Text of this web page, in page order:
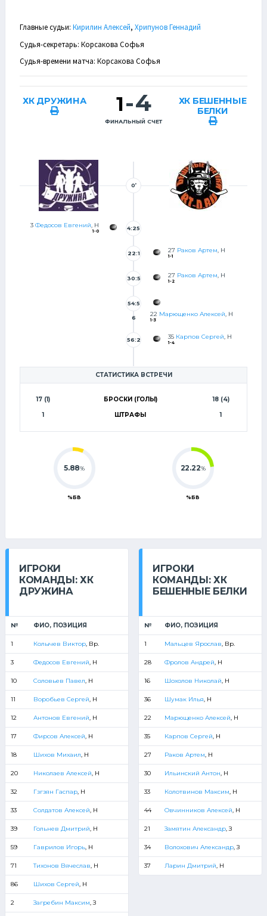
Главные судьи: Кирилин Алексей, Хрипунов Геннадий
Судья-секретарь: Корсакова Софья
Судья-времени матча: Корсакова Софья
ХК ДРУЖИНА 1-4
ФИНАЛЬНЫЙ СЧЕТ
ХК БЕШЕННЫЕ
БЕЛКИ
0’
3 Федосов Евгений, Н
1-0 4:25
27 Раков Артем, Н
1-1
22:1
27 Раков Артем, Н
1-2
30:5
22 Марющенко Алексей, Н
1-3
54:5
6
35 Карпов Сергей, Н
1-4
56:2
СТАТИСТИКА ВСТРЕЧИ
17 (1) БРОСКИ (ГОЛЫ)
18 (4)
1
ШТРАФЫ 1
5.88%
%БВ
22.22%
%БВ
ИГРОКИ
КОМАНДЫ: ХК
ДРУЖИНА
№ ФИО, ПОЗИЦИЯ
1 Колычев Виктор, Вр.
3 Федосов Евгений, Н
10 Соловьев Павел, Н
11 Воробьев Сергей, Н
12 Антонов Евгений, Н
17 Фирсов Алексей, Н
18 Шихов Михаил, Н
20 Николаев Алексей, Н
32 Гзгзян Гаспар, Н
33 Солдатов Алексей, Н
39 Гольнев Дмитрий, Н
59 Гаврилов Игорь, Н
71 Тихонов Вячеслав, Н
86 Шихов Сергей, Н
2 Загребин Максим, З
ИГРОКИ
КОМАНДЫ: ХК
БЕШЕННЫЕ БЕЛКИ
№ ФИО, ПОЗИЦИЯ
1 Мальцев Ярослав, Вр.
28 Фролов Андрей, Н
16 Шохолов Николай, Н
36 Шумак Илья, Н
22 Марющенко Алексей, Н
35 Карпов Сергей, Н
27 Раков Артем, Н
30 Ильинский Антон, Н
33 Колотвинов Максим, Н
44 Овчинников Алексей, Н
21 Замятин Александр, З
34 Волохович Александр, З
37 Ларин Дмитрий, Н